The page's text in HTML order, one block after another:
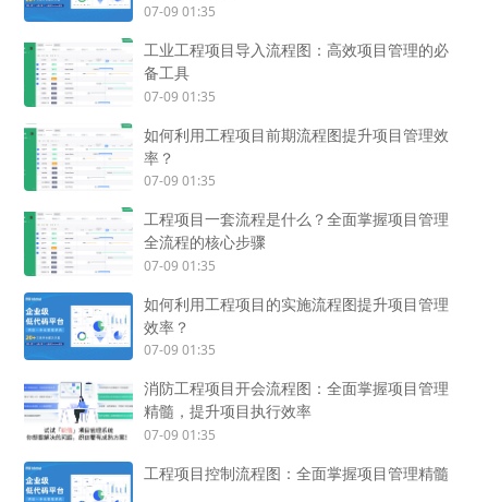
07-09 01:35
工业工程项目导入流程图：高效项目管理的必
备工具
07-09 01:35
如何利用工程项目前期流程图提升项目管理效
率？
07-09 01:35
工程项目一套流程是什么？全面掌握项目管理
全流程的核心步骤
07-09 01:35
如何利用工程项目的实施流程图提升项目管理
效率？
07-09 01:35
消防工程项目开会流程图：全面掌握项目管理
精髓，提升项目执行效率
07-09 01:35
工程项目控制流程图：全面掌握项目管理精髓